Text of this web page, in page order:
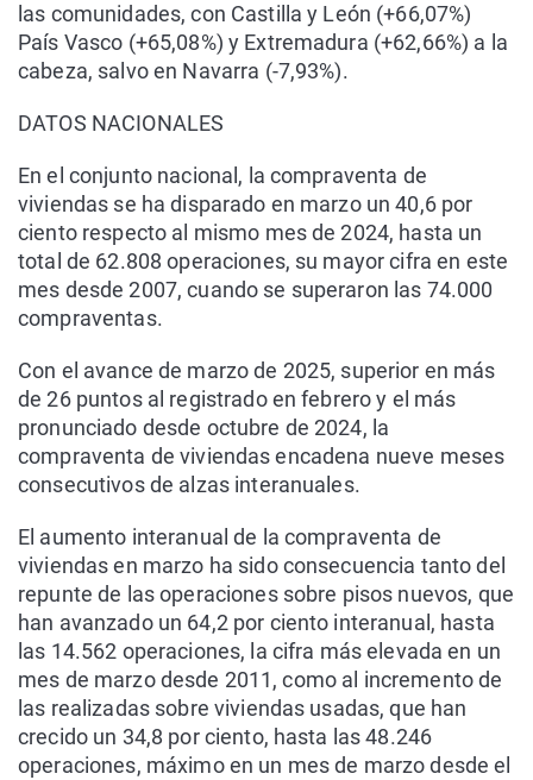
las comunidades, con Castilla y León (+66,07%)
País Vasco (+65,08%) y Extremadura (+62,66%) a la
cabeza, salvo en Navarra (-7,93%).
DATOS NACIONALES
En el conjunto nacional, la compraventa de
viviendas se ha disparado en marzo un 40,6 por
ciento respecto al mismo mes de 2024, hasta un
total de 62.808 operaciones, su mayor cifra en este
mes desde 2007, cuando se superaron las 74.000
compraventas.
Con el avance de marzo de 2025, superior en más
de 26 puntos al registrado en febrero y el más
pronunciado desde octubre de 2024, la
compraventa de viviendas encadena nueve meses
consecutivos de alzas interanuales.
El aumento interanual de la compraventa de
viviendas en marzo ha sido consecuencia tanto del
repunte de las operaciones sobre pisos nuevos, que
han avanzado un 64,2 por ciento interanual, hasta
las 14.562 operaciones, la cifra más elevada en un
mes de marzo desde 2011, como al incremento de
las realizadas sobre viviendas usadas, que han
crecido un 34,8 por ciento, hasta las 48.246
operaciones, máximo en un mes de marzo desde el